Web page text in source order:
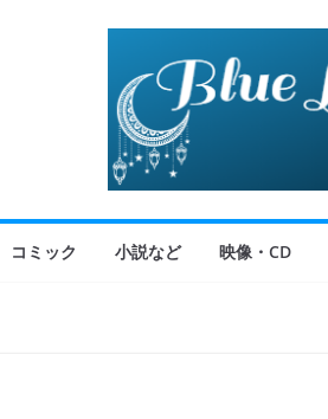
コミック 小説など 映像・CD